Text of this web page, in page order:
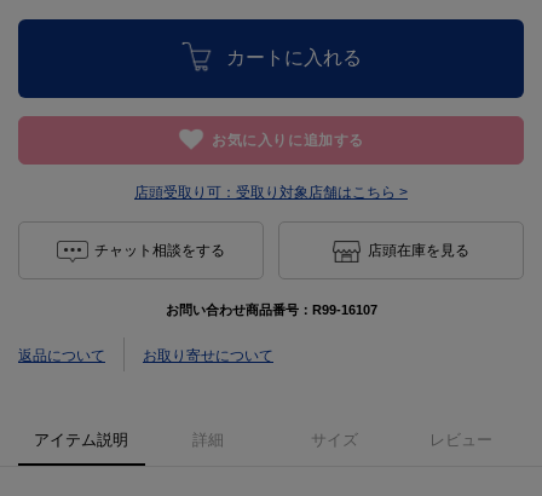
カートに入れる
お気に入りに追加する
店頭受取り可： 受取り対象店舗はこちら >
チャット相談をする 店頭在庫を見る
お問い合わせ商品番号： R99-16107
返品について お取り寄せについて
アイテム説明 詳細 サイズ レビュー